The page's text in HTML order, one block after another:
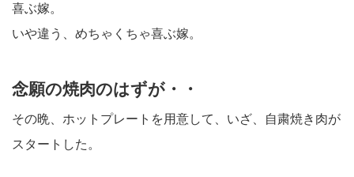
喜ぶ嫁。
いや違う、めちゃくちゃ喜ぶ嫁。
念願の焼肉のはずが・・
その晩、ホットプレートを用意して、いざ、自粛焼き肉が
スタートした。